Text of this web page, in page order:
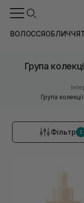
ВОЛОССЯОБЛИЧЧЯ
Група
Група
Фільтр 2